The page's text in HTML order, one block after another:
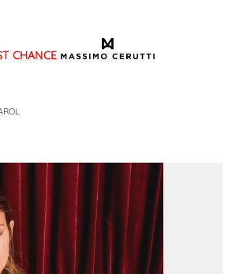
CHANCE
3.
sandalia
botas
zapato
6
cartera